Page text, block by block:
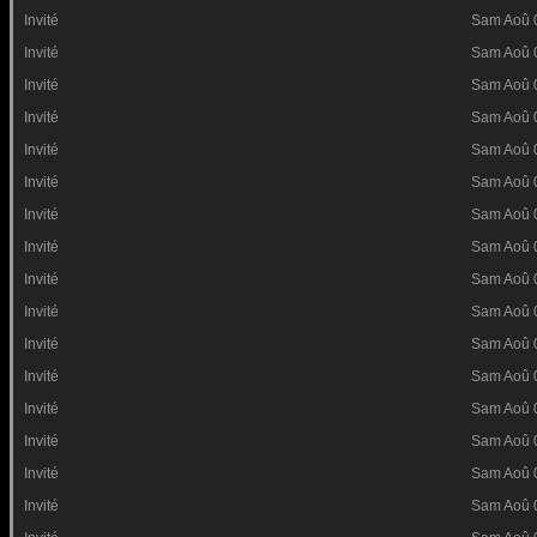
Invité
Sam Aoû
Invité
Sam Aoû
Invité
Sam Aoû
Invité
Sam Aoû
Invité
Sam Aoû
Invité
Sam Aoû
Invité
Sam Aoû
Invité
Sam Aoû
Invité
Sam Aoû
Invité
Sam Aoû
Invité
Sam Aoû
Invité
Sam Aoû
Invité
Sam Aoû
Invité
Sam Aoû
Invité
Sam Aoû
Invité
Sam Aoû